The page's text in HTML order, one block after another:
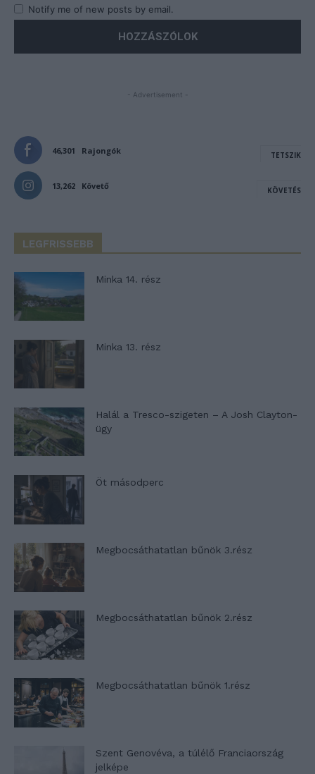
Notify me of new posts by email.
- Advertisement -
46,301 Rajongók TETSZIK
13,262 Követő KÖVETÉS
LEGFRISSEBB
Minka 14. rész
Minka 13. rész
Halál a Tresco-szigeten – A Josh Clayton-
ügy
Öt másodperc
Megbocsáthatatlan bűnök 3.rész
Megbocsáthatatlan bűnök 2.rész
Megbocsáthatatlan bűnök 1.rész
Szent Genovéva, a túlélő Franciaország
jelképe